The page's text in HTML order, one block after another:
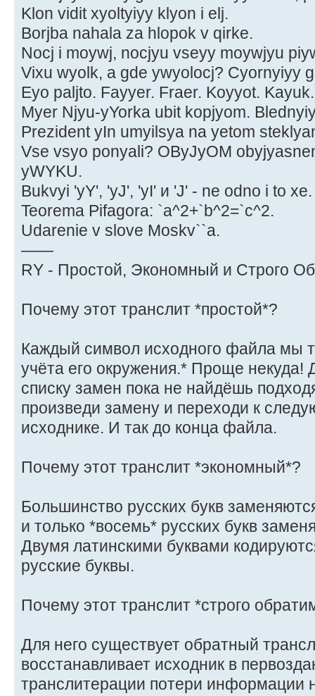
Klon vidit xyoltyiyy klyon i elj.
Borjba nahala za hlopok v qirke.
Nocj i moywj, nocjyu vseyy moywjyu
Vixu wyolk, a gde ywyolocj? Cyornyiyy
Eyo paljto. Fayyer. Fraer. Koyyot.
Myer Njyu-yYorka ubit kopjyom.
Prezident yIn umyilsya na yetom
Vse vsyo ponyali? OByJyOM
yWYKU.
Bukvyi 'yY', 'yJ', 'yI' и 'J' - ne odno i to xe.
Teorema Pifagora: `a^2+`b^2=`c^2.
Udarenie v slove Moskv``a.
——
RY - Простой, Экономный и Строго
Почему этот транслит *простой*?
Каждый символ исходного файла мы
учёта его окружения.* Проще
списку замен пока не найдёшь
произведи замену и переходи к
исходнике. И так до конца файла.
Почему этот транслит *экономный*?
Большинство русских букв
и только *восемь* русских букв
Двумя латинскими буквами
русские буквы.
Почему этот транслит *строго
Для него существует обратный
восстанавливает исходник в
транслитерации потери информации